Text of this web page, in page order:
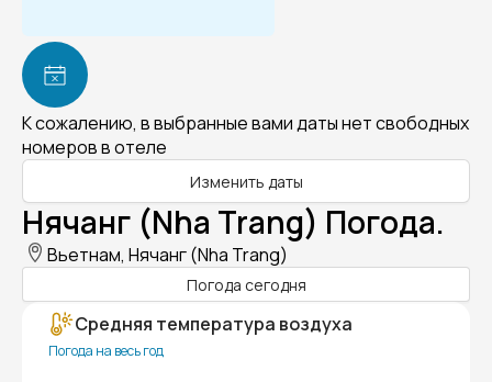
К сожалению, в выбранные вами даты нет свободных
номеров в отеле
Изменить даты
Нячанг (Nha Trang) Погода.
Вьетнам, Нячанг (Nha Trang)
Погода сегодня
Средняя температура воздуха
Погода на весь год